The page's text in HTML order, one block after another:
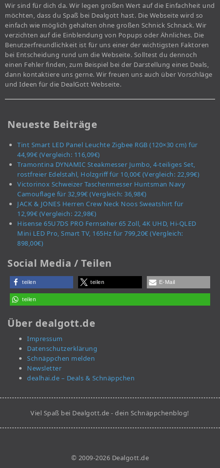
Wir sind für dich da. Wir legen großen Wert auf die Einfachheit und
möchten, dass du Spaß bei Dealgott hast. Die Webseite wird so
einfach wie möglich gehalten ohne großen Schnick Schnack. Wir
verzichten auf die Einblendung von Popups oder Ähnliches. Die
Benutzerfreundlichkeit ist für uns einer der wichtigsten Faktoren
bei Entscheidung rund um die Webseite. Solltest du dennoch
einen Fehler finden, zum Beispiel bei der Darstellung eines Deals,
dann kontaktiere uns gerne. Wir freuen uns auch über Vorschläge
und Ideen für die DealGott Webseite.
Neueste Beiträge
Tint Smart LED Panel Leuchte Zigbee RGB (120×30 cm) für
44,99€ (Vergleich: 116,09€)
Tramontina DYNAMIC Steakmesser Jumbo, 4-teiliges Set,
rostfreier Edelstahl, Holzgriff für 10,00€ (Vergleich: 22,99€)
Victorinox Schweizer Taschenmesser Huntsman Navy
Camouflage für 32,99€ (Vergleich: 36,98€)
JACK & JONES Herren Crew Neck Noos Sweatshirt für
12,99€ (Vergleich: 22,98€)
Hisense 65U7DS PRO Fernseher 65 Zoll, 4K UHD, Hi-QLED
Mini LED Pro, Smart TV, 165Hz für 799,20€ (Vergleich:
898,00€)
Social Media / Teilen
teilen teilen E-Mail
teilen
Über dealgott.de
Impressum
Datenschutzerklärung
Schnäppchen melden
Newsletter
dealhai.de – Deals & Schnäppchen
Viel Spaß bei Dealgott.de - dein Schnäppchenblog!
© 2009-2026 Dealgott.de